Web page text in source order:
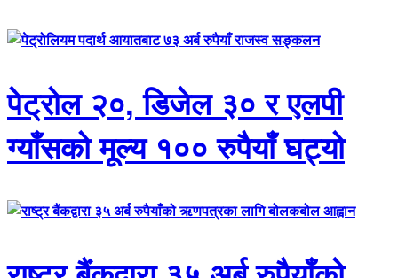
पेट्रोल २०, डिजेल ३० र एलपी
ग्याँसको मूल्य १०० रुपैयाँ घट्यो